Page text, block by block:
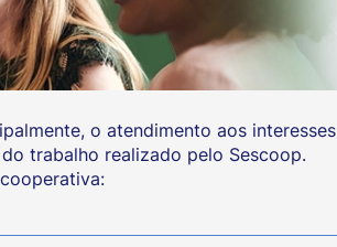
o atendimento aos interesses
trabalho realizado pelo Sescoop.